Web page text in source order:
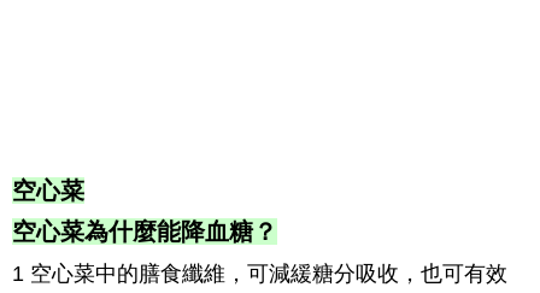
空心菜
空心菜為什麼能降血糖？
1 空心菜中的膳食纖維，可減緩糖分吸收，也可有效